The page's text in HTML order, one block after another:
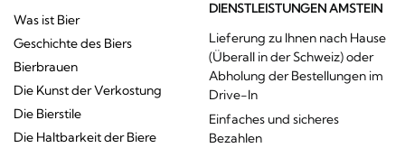
Was ist Bier
Geschichte des Biers
Bierbrauen
Die Kunst der Verkostung
Die Bierstile
Die Haltbarkeit der Biere
DIENSTLEISTUNGEN AMSTEIN
Lieferung zu Ihnen nach Hause
(Überall in der Schweiz) oder
Abholung der Bestellungen im
Drive-In
Einfaches und sicheres
Bezahlen